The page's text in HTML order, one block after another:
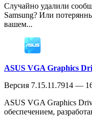
Случайно удалили
Samsung? Или
вашем...
ASUS VGA Graphics
Версия 7.15.11.7914 —
ASUS VGA Graphics
обеспечением,